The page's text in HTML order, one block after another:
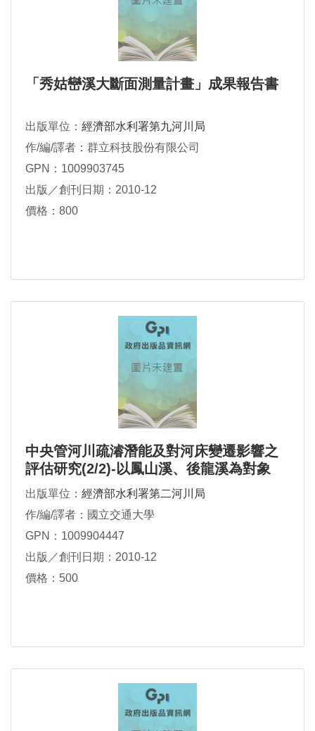
「秀姑巒溪大斷面測量計畫」成果報告書
出版單位： 經濟部水利署第九河川局
作/編/譯者：群立科技股份有限公司
GPN：1009903745
出版／創刊日期：2010-12
價格：800
中央管河川疏濬潛能及對河床變遷影響之
評估研究(2/2)-以鳳山溪、後龍溪為對象
出版單位： 經濟部水利署第二河川局
作/編/譯者：國立交通大學
GPN：1009904447
出版／創刊日期：2010-12
價格：500